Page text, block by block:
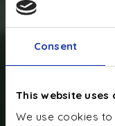
Consent
This website uses
We use cookies